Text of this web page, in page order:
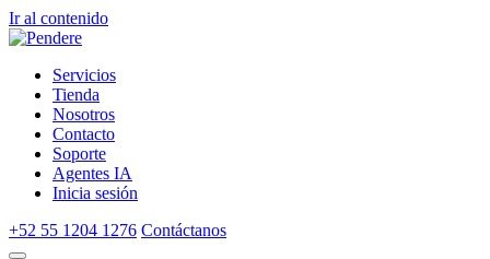
Ir al contenido
Servicios
Tienda
Nosotros
Contacto
Soporte
Agentes IA
Inicia sesión
+52 55 1204 1276 Contáctanos